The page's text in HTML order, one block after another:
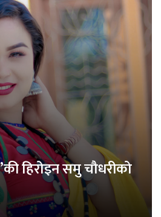
हिरोइन समु चौधरीको